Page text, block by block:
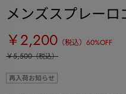
メンズスプレー
￥2,200 （税込） 60%OFF
￥5,500（税込）
再入荷お知らせ